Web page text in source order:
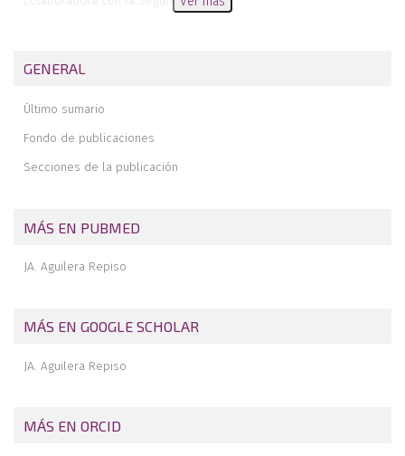
Análisis epidemiológico de mordeduras atendidas en una mutua
Corazón de mimbre, cuerpo de titanio: deformación plástica de
tornillos autoperforantes
GENERAL
Último sumario
Fondo de publicaciones
Secciones de la publicación
MÁS EN PUBMED
JA. Aguilera Repiso
MÁS EN GOOGLE SCHOLAR
JA. Aguilera Repiso
MÁS EN ORCID